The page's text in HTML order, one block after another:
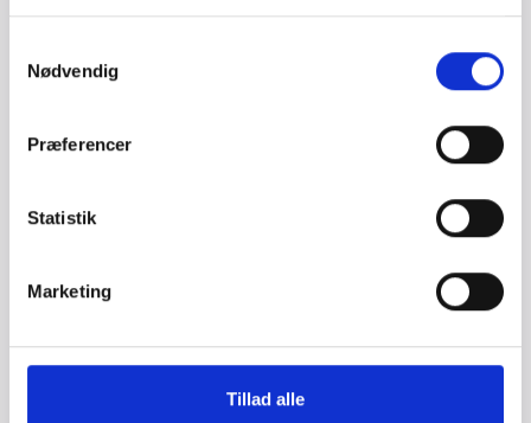
Nødvendig
Præferencer
Statistik
Marketing
Tillad alle
kommer til at arbejde 24 timer mellem Tirsdag -